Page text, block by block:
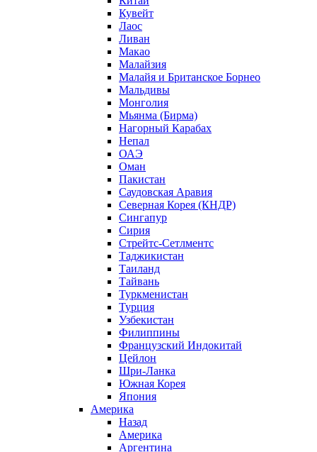
Кувейт
Лаос
Ливан
Макао
Малайзия
Малайя и Британское Борнео
Мальдивы
Монголия
Мьянма (Бирма)
Нагорный Карабах
Непал
ОАЭ
Оман
Пакистан
Саудовская Аравия
Северная Корея (КНДР)
Сингапур
Сирия
Стрейтс-Сетлментс
Таджикистан
Таиланд
Тайвань
Туркменистан
Турция
Узбекистан
Филиппины
Французский Индокитай
Цейлон
Шри-Ланка
Южная Корея
Япония
Америка
Назад
Америка
Аргентина